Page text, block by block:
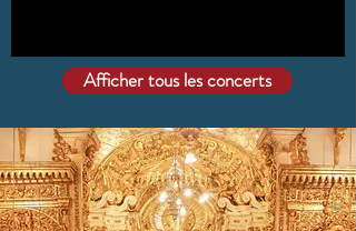
Afficher tous les concerts